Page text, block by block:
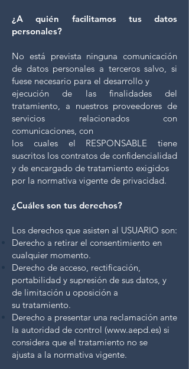
¿A quién facilitamos tus datos
personales?
No está prevista ninguna comunicación
de datos personales a terceros salvo, si
fuese necesario para el desarrollo y
ejecución de las finalidades del
tratamiento, a nuestros proveedores de
servicios relacionados con
comunicaciones, con
los cuales el RESPONSABLE tiene
suscritos los contratos de confidencialidad
y de encargado de tratamiento exigidos
por la normativa vigente de privacidad.
¿Cuáles son tus derechos?
Los derechos que asisten al USUARIO son:
Derecho a retirar el consentimiento en
cualquier momento.
Derecho de acceso, rectificación,
portabilidad y supresión de sus datos, y
de limitación u oposición a
su tratamiento.
Derecho a presentar una reclamación ante
la autoridad de control (www.aepd.es) si
considera que el tratamiento no se
ajusta a la normativa vigente.